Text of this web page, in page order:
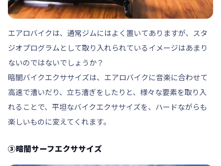
エアロバイクは、通常ジムにはよく置いてありますが、スタ
ジオプログラムとして取り入れられているイメージはあまり
ないのではないでしょうか？
暗闇バイクエクササイズは、エアロバイクに音楽に合わせて
高速で漕いだり、立ち漕ぎをしたりと、様々な要素を取り入
れることで、平坦なバイクエクササイズを、ハードながらも
楽しいものに変えてくれます。
③暗闇サーフエクササイズ